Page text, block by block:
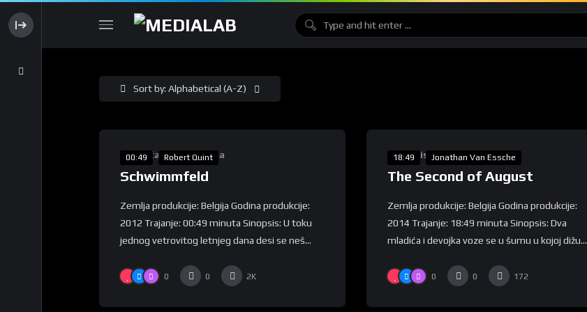
Sort by: Alphabetical (A-Z)
00:49 Robert Quint
80%
Takmičarska Selekcija
Schwimmfeld
Zemlja produkcije: Belgija Godina produkcije:
2012 Trajanje: 00:49 minuta Sinopsis: U toku
jednog vetrovitog letnjeg dana desi se neš...
0 0 2K
18:49 Jonathan Van Essche
Lunartis
The Second of August
Zemlja produkcije: Belgija Godina produkcije:
2014 Trajanje: 18:49 minuta Sinopsis: Dva
mladića i devojka voze se u šumu u kojoj dižu...
0 0 172